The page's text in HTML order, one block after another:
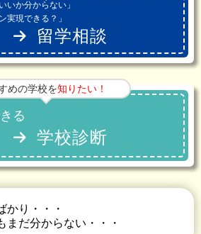
いか分からない」
実現できる？」
留学相談
めの学校を知りたい！
る
学校診断
かり・・・
まだ分からない・・・